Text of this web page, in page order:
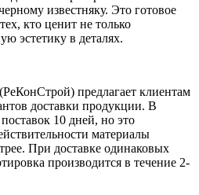
известняку. Это готовое
кто ценит не только
эстетику в деталях.
предлагает клиентам
доставки продукции. В
10 дней, но это
материалы
При доставке одинаковых
производится в течение 2-